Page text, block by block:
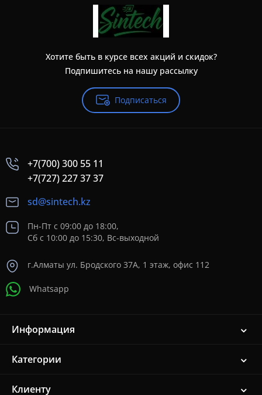
Хотите быть в курсе всех акций и скидок?
Подпишитесь на нашу рассылку
Подписаться
+7(700) 300 55 11
+7(727) 227 37 37
sd@sintech.kz
Пн-Пт с 09:00 до 18:00,
Сб с 10:00 до 15:30, Вс-выходной
г.Алматы ул. Бродского 37A, 1 этаж, офис 112
Whatsapp
Информация
Категории
Клиенту